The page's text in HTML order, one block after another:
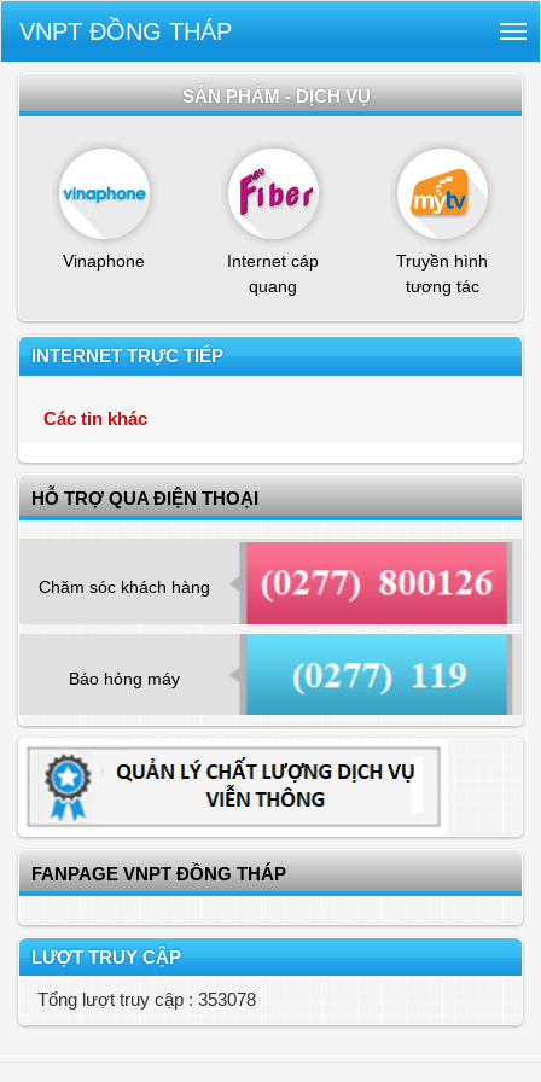
VNPT ĐỒNG THÁP
SẢN PHẨM - DỊCH VỤ
Vinaphone
Internet cáp
quang
Truyền hình
tương tác
INTERNET TRỰC TIẾP
Các tin khác
HỖ TRỢ QUA ĐIỆN THOẠI
Chăm sóc khách hàng
Báo hỏng máy
FANPAGE VNPT ĐỒNG THÁP
LƯỢT TRUY CẬP
Tổng lượt truy cập : 353078